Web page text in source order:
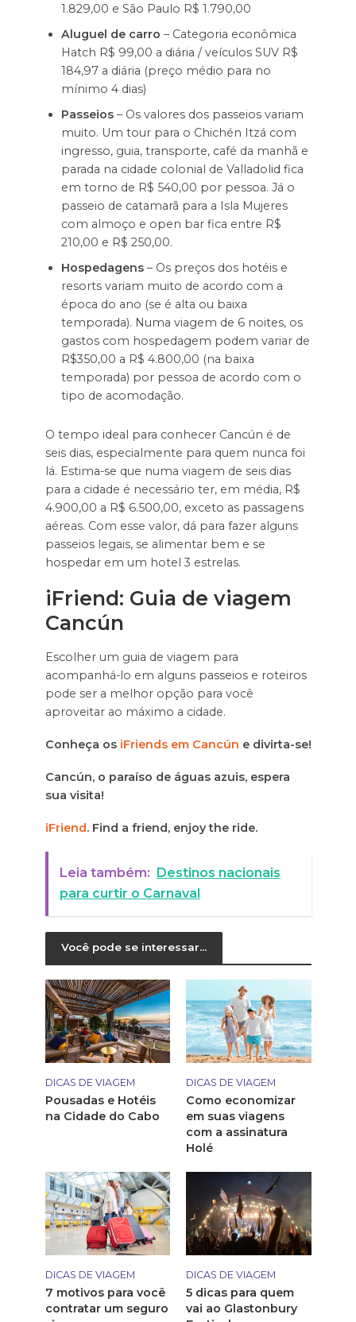
1.829,00 e São Paulo R$ 1.790,00
Aluguel de carro – Categoria econômica
Hatch R$ 99,00 a diária / veículos SUV R$
184,97 a diária (preço médio para no
mínimo 4 dias)
Passeios– Os valores dos passeios variam
muito. Um tour para o Chichén Itzá com
ingresso, guia, transporte, café da manhã e
parada na cidade colonial de Valladolid fica
em torno de R$ 540,00 por pessoa. Já o
passeio de catamarã para a Isla Mujeres
com almoço e open bar fica entre R$
210,00 e R$ 250,00.
Hospedagens– Os preços dos hotéis e
resorts variam muito de acordo com a
época do ano (se é alta ou baixa
temporada). Numa viagem de 6 noites, os
gastos com hospedagem podem variar de
R$350,00 a R$ 4.800,00 (na baixa
temporada) por pessoa de acordo com o
tipo de acomodação.
O tempo ideal para conhecer Cancún é de
seis dias, especialmente para quem nunca foi
lá. Estima-se que numa viagem de seis dias
para a cidade é necessário ter, em média, R$
4.900,00 a R$ 6.500,00, exceto as passagens
aéreas. Com esse valor, dá para fazer alguns
passeios legais, se alimentar bem e se
hospedar em um hotel 3 estrelas.
iFriend: Guia de viagem
Cancún
Escolher um guia de viagem para
acompanhá-lo em alguns passeios e roteiros
pode ser a melhor opção para você
aproveitar ao máximo a cidade.
Conheça os iFriends em Cancún e divirta-se!
Cancún, o paraíso de águas azuis, espera
sua visita!
iFriend. Find a friend, enjoy the ride.
Leia também:
Destinos nacionais
para curtir o Carnaval
Você pode se interessar...
DICAS DE VIAGEM
Pousadas e Hotéis
na Cidade do Cabo
DICAS DE VIAGEM
Como economizar
em suas viagens
com a assinatura
Holé
DICAS DE VIAGEM
7 motivos para você
contratar um seguro
DICAS DE VIAGEM
5 dicas para quem
vai ao Glastonbury